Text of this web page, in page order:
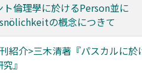
ト倫理學に於けるPerson並に
の槪念につきて
紹介>三木清著『パスカルに於
』